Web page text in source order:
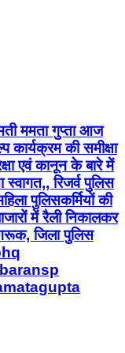
ममता गुप्ता आज
कार्यक्रम की समीक्षा
एवं कानून के बारे में
रिजर्व पुलिस
पुलिसकर्मियों की
में रैली निकालकर
जिला पुलिस